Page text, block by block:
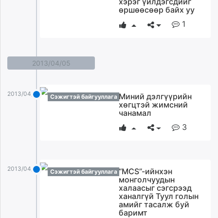
24tsag.mn
shuud.mn
ergelt.mn
urlag.mn
өршөөсөөр байх уу
1
2013/04/05
2013/04/05 Сэжигтэй байгууллага Миний дэлгүүрийн
хөгцтэй жимсний
чанамал
3
2013/04/05 Сэжигтэй байгууллага “MCS”-ийнхэн
монголчуудын
халаасыг сэгсрээд
ханалгүй Туул голын
амийг тасалж буй
баримт